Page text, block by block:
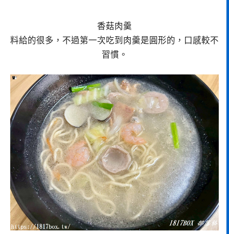
香菇肉羹
料給的很多，不過第一次吃到肉羹是圓形的，口感較不
習慣。